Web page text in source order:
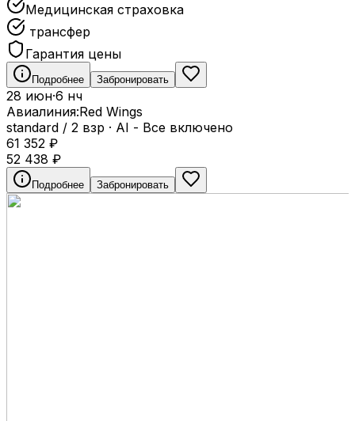
Медицинская страховка
трансфер
Гарантия цены
Подробнее Забронировать
28 июн·6 нч
Авиалиния:Red Wings
standard / 2 взр · AI - Все включено
61 352 ₽
52 438 ₽
Подробнее Забронировать